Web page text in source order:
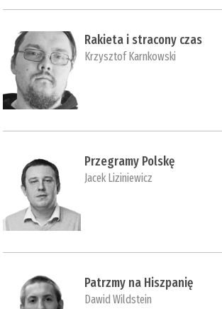
Rakieta i stracony czas
Krzysztof Karnkowski
Przegramy Polskę
Jacek Liziniewicz
Patrzmy na Hiszpanię
Dawid Wildstein